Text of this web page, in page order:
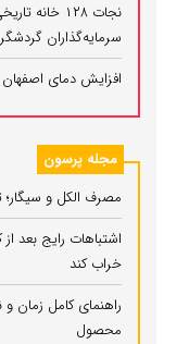
نجات ۱۲۸
سرمایه‌گذاران
افزایش دمای اصفهان طی ۲۴
مجله پرسون
مصرف الکل و
اشتباهات رایج بعد
خراب کند
محصول